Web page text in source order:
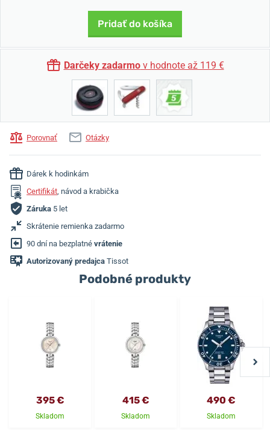
Pridať do košíka
Darčeky zadarmov hodnote až 119 €
Porovnať Otázky
Dárek k hodinkám
Certifikát, návod a krabička
Záruka 5 let
Skrátenie remienka zadarmo
90 dní na bezplatné vrátenie
Autorizovaný predajca Tissot
Podobné produkty
395 €
Skladom
415 €
Skladom
490 €
Skladom